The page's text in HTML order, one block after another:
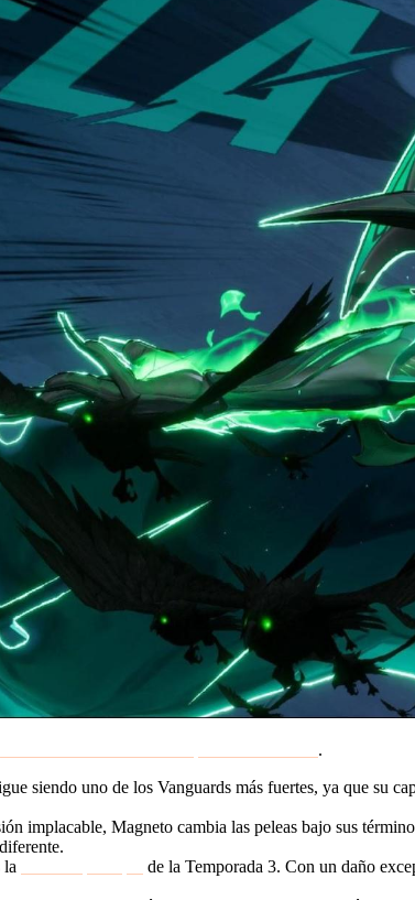
.
siendo uno de los Vanguards más fuertes, ya que su
implacable, Magneto cambia las peleas bajo sus
la
de la Temporada 3. Con un daño